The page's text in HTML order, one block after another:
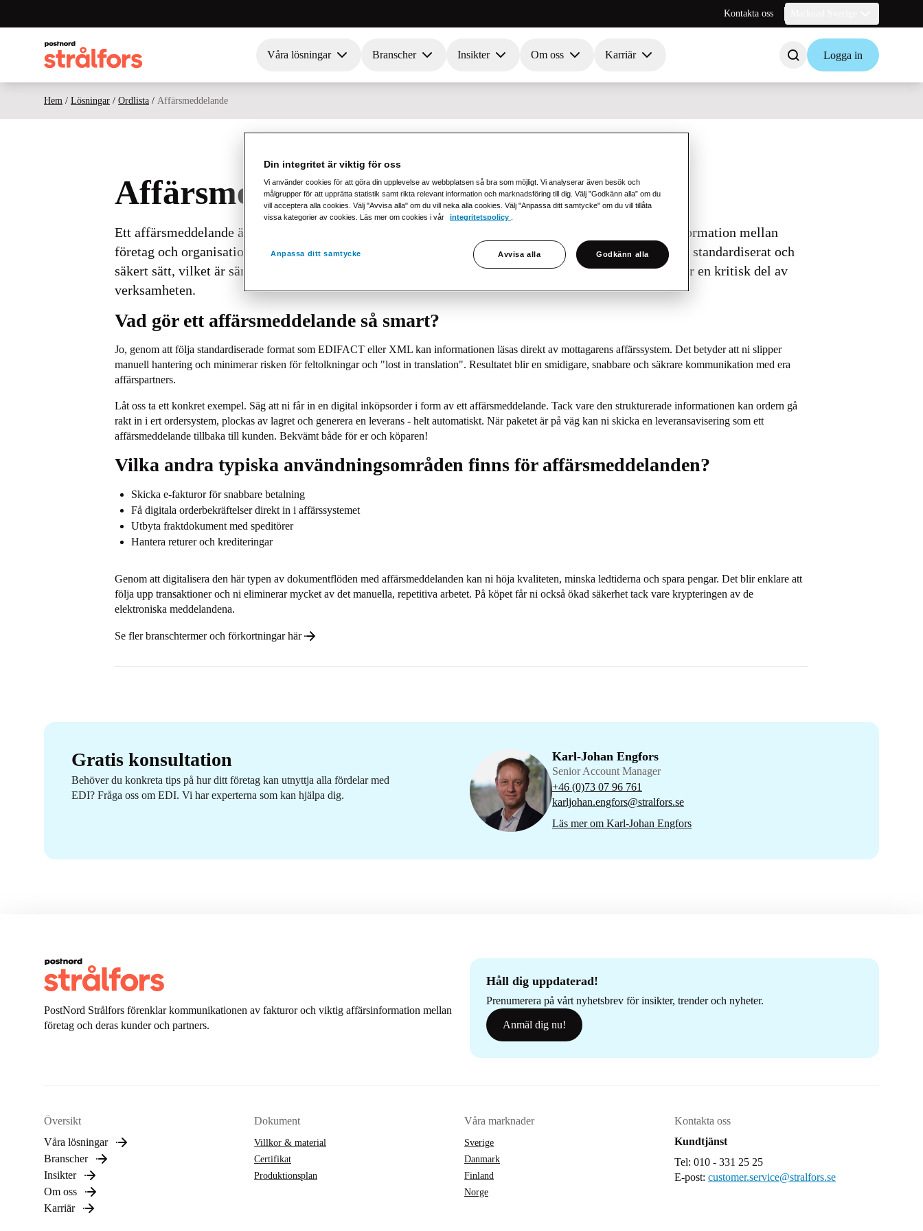
Kontakta oss
Våra lösningar Branscher Insikter Om oss Karriär Logga in
Hem / Lösningar / Ordlista / Affärsmeddelande
Affärsmeddelande
Ett affärsmeddelande är en digital kommunikationsform som möjliggör överföring av strukturerad information mellan
företag och organisationer. Denna typ av meddelande används för att utbyta affärsrelaterade data på ett standardiserat och
säkert sätt, vilket är särskilt användbart i handel, logistik och andra branscher där informationsutbyte är en kritisk del av
verksamheten.
Vad gör ett affärsmeddelande så smart?
Jo, genom att följa standardiserade format som EDIFACT eller XML kan informationen läsas direkt av mottagarens affärssystem. Det betyder att ni slipper
manuell hantering och minimerar risken för feltolkningar och "lost in translation". Resultatet blir en smidigare, snabbare och säkrare kommunikation med era
affärspartners.
Låt oss ta ett konkret exempel. Säg att ni får in en digital inköpsorder i form av ett affärsmeddelande. Tack vare den strukturerade informationen kan ordern gå
rakt in i ert ordersystem, plockas av lagret och generera en leverans - helt automatiskt. När paketet är på väg kan ni skicka en leveransavisering som ett
affärsmeddelande tillbaka till kunden. Bekvämt både för er och köparen!
Vilka andra typiska användningsområden finns för affärsmeddelanden?
Skicka e-fakturor för snabbare betalning
Få digitala orderbekräftelser direkt in i affärssystemet
Utbyta fraktdokument med speditörer
Hantera returer och krediteringar
Genom att digitalisera den här typen av dokumentflöden med affärsmeddelanden kan ni höja kvaliteten, minska ledtiderna och spara pengar. Det blir enklare att
följa upp transaktioner och ni eliminerar mycket av det manuella, repetitiva arbetet. På köpet får ni också ökad säkerhet tack vare krypteringen av de
elektroniska meddelandena.
Se fler branschtermer och förkortningar här
Gratis konsultation
Behöver du konkreta tips på hur ditt företag kan utnyttja alla fördelar med
EDI? Fråga oss om EDI. Vi har experterna som kan hjälpa dig.
Karl-Johan Engfors
Senior Account Manager
+46 (0)73 07 96 761
karljohan.engfors@stralfors.se
Läs mer om Karl-Johan Engfors
PostNord Strålfors förenklar kommunikationen av fakturor och viktig affärsinformation mellan
företag och deras kunder och partners.
Håll dig uppdaterad!
Prenumerera på vårt nyhetsbrev för insikter, trender och nyheter.
Anmäl dig nu!
Översikt
Våra lösningar
Branscher
Insikter
Om oss
Karriär
Dokument
Villkor & material
Certifikat
Produktionsplan
Våra marknader
Sverige
Danmark
Finland
Norge
Kontakta oss
Kundtjänst
Tel: 010 - 331 25 25
E-post: customer.service@stralfors.se
Din integritet är viktig för oss
Vi använder cookies för att göra din upplevelse av webbplatsen så bra som möjligt. Vi analyserar även besök och
målgrupper för att upprätta statistik samt rikta relevant information och marknadsföring till dig. Välj ”Godkänn alla” om du
vill acceptera alla cookies. Välj "Avvisa alla" om du vill neka alla cookies. Välj "Anpassa ditt samtycke" om du vill tillåta
vissa kategorier av cookies. Läs mer om cookies i vår
integritetspolicy
Anpassa ditt samtycke Avvisa alla Godkänn alla